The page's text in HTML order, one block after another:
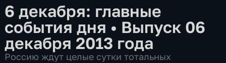
6 декабря: главные
события дня • Выпуск 06
декабря 2013 года
Россию ждут целые сутки тотальных